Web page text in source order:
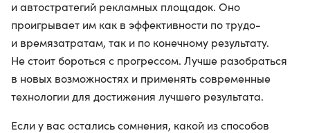
и автостратегий рекламных площадок. Оно
проигрывает им как в эффективности по трудо-
и времязатратам, так и по конечному результату.
Не стоит бороться с прогрессом. Лучше разобраться
в новых возможностях и применять современные
технологии для достижения лучшего результата.
Если у вас остались сомнения, какой из способов